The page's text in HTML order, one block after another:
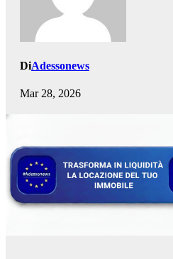
DiAdessonews
Mar 28, 2026